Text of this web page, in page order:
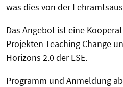
was dies von der
Das Angebot ist eine
Projekten Teaching Change
Horizons 2.0 der LSE.
Programm und Anmeldung